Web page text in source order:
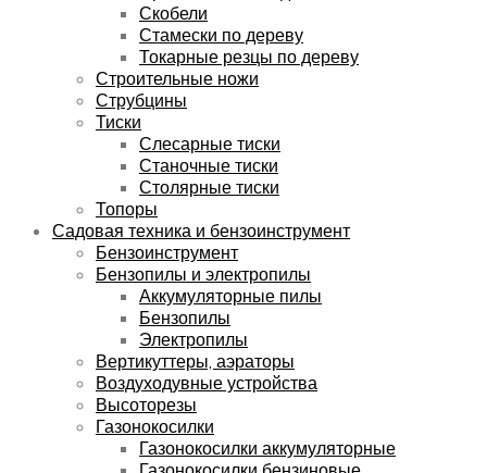
Скобели
Стамески по дереву
Токарные резцы по дереву
Строительные ножи
Струбцины
Тиски
Слесарные тиски
Станочные тиски
Столярные тиски
Топоры
Садовая техника и бензоинструмент
Бензоинструмент
Бензопилы и электропилы
Аккумуляторные пилы
Бензопилы
Электропилы
Вертикуттеры, аэраторы
Воздуходувные устройства
Высоторезы
Газонокосилки
Газонокосилки аккумуляторные